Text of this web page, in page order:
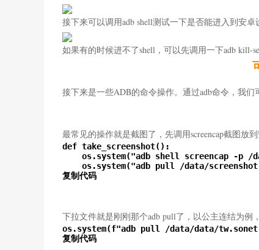
接下来可以调用adb shell测试一下是否能进入到安
如果有的时候进不了shell，可以先调用一下adb kill-
接下来是一些ADB的命令操作。通过adb命令，我们
最常见的操作就是截图了，先调用screencap截图放
def take_screenshot():
os.system("adb shell screencap -p /
os.system("adb pull /data/
复制代码
下拉文件就是刚刚那个adb pull了，以公主连结为例
os.system(f"adb pull /data/data/
复制代码